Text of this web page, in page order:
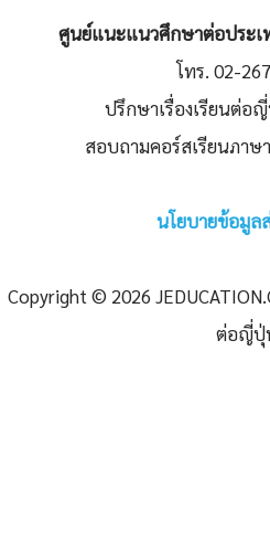
ศูนย์แนะแนวศึกษาต่อประเ
โทร. 02-
ปรึกษาเรื่องเรียนต่อ
สอบถามคอร์สเรียนภา
นโยบายข้อมูล
Copyright © 2026
ต่อญี่ปุ่